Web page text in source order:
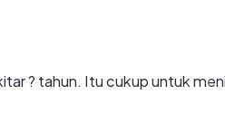
? tahun. Itu cukup untuk